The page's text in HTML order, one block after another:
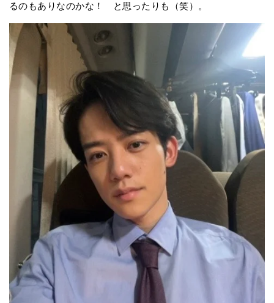
るのもありなのかな！ と思ったりも（笑）。